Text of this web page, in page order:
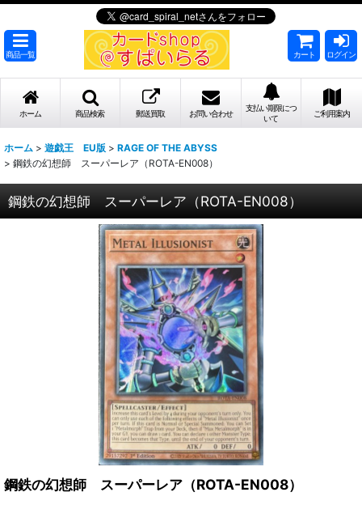
商品一覧 カート ログイン
ホーム 商品検索 郵送買取 お問い合わせ
支払い期限につ
いて
ご利用案内
ホーム > 遊戯王 EU版 > RAGE OF THE ABYSS
> 鋼鉄の幻想師 スーパーレア（ROTA-EN008）
鋼鉄の幻想師 スーパーレア（ROTA-EN008）
鋼鉄の幻想師 スーパーレア（ROTA-EN008）